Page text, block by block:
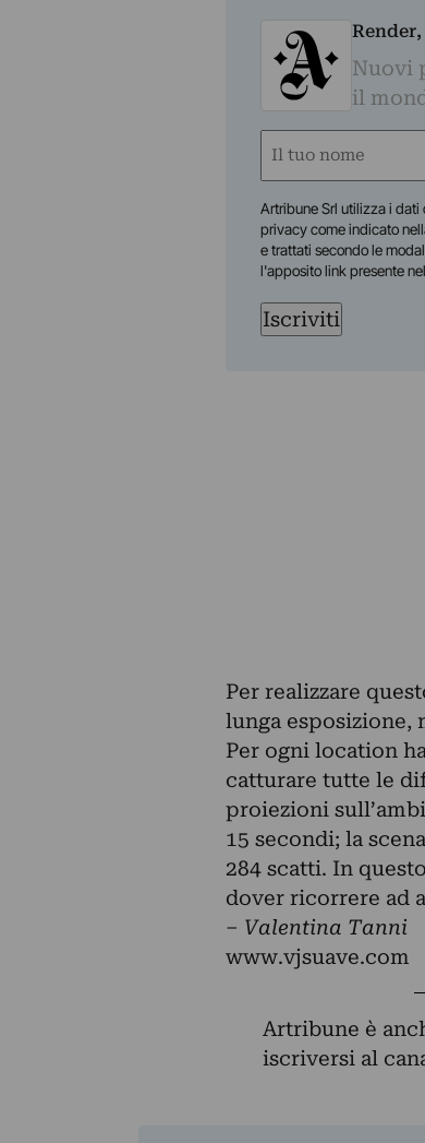
Nuovi
il
Nome
Artribune Srl utilizza i dati
privacy come indicato
e trattati secondo le
l'apposito link presente
Iscriviti
Per realizzare
lunga esposizione,
Per ogni location
catturare tutte le
proiezioni
15 secondi; la
284 scatti. In
dover ricorrere ad
– Valentina Tanni
www.vjsuave.com
Artribune è
iscriversi al